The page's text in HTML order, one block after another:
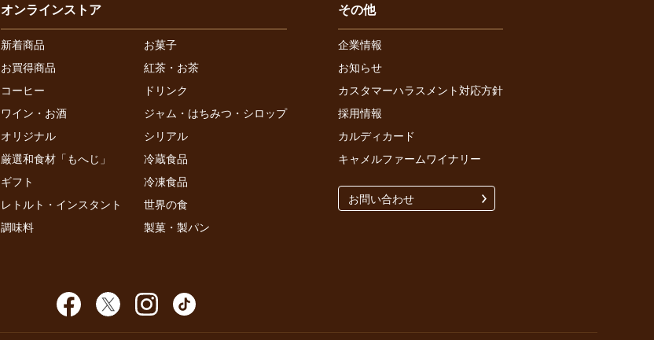
オンラインストア
新着商品
お菓子
お買得商品
紅茶・お茶
コーヒー
ドリンク
ワイン・お酒
ジャム・はちみつ・シロップ
オリジナル
シリアル
厳選和食材「もへじ」
冷蔵食品
ギフト
冷凍食品
レトルト・インスタント
世界の食
調味料
製菓・製パン
その他
企業情報
お知らせ
カスタマーハラスメント対応方針
採用情報
カルディカード
キャメルファームワイナリー
お問い合わせ